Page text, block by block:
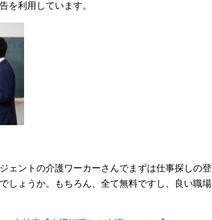
を利用しています。
ェントの介護ワーカーさんでまずは仕事探しの登
しょうか。もちろん、全て無料ですし、良い職場